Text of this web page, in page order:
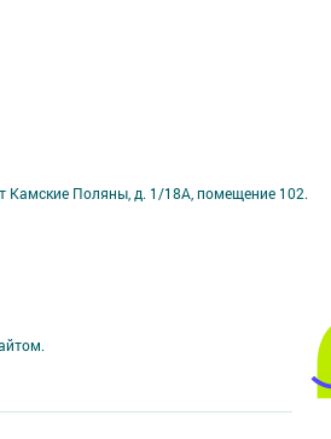
Камские Поляны, д. 1/18А, помещение 102.